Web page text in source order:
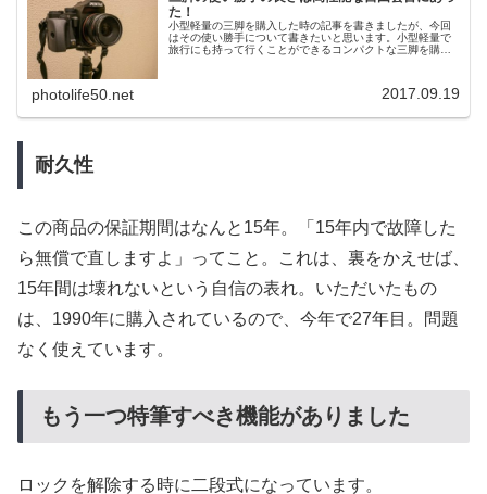
た！
小型軽量の三脚を購入した時の記事を書きましたが、今回
はその使い勝手について書きたいと思います。小型軽量で
旅行にも持って行くことができるコンパクトな三脚を購入
photolife50.net 2017.09.19
耐久性
この商品の保証期間はなんと15年。「15年内で故障した
ら無償で直しますよ」ってこと。これは、裏をかえせば、
15年間は壊れないという自信の表れ。いただいたもの
は、1990年に購入されているので、今年で27年目。問題
なく使えています。
もう一つ特筆すべき機能がありました
ロックを解除する時に二段式になっています。